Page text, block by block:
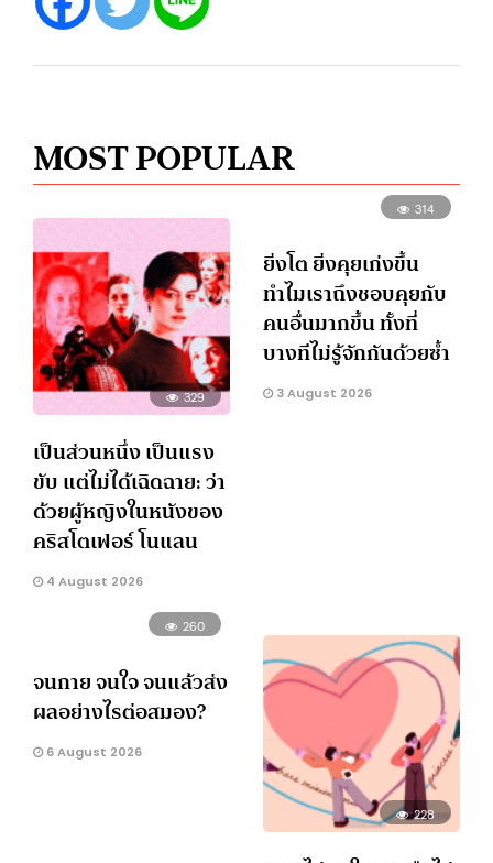
MOST POPULAR
329
เป็นส่วนหนึ่ง เป็นแรง
ขับ แต่ไม่ได้เฉิดฉาย: ว่า
ด้วยผู้หญิงในหนังของ
คริสโตเฟอร์ โนแลน
4 August 2026
314
ยิ่งโต ยิ่งคุยเก่งขึ้น
ทำไมเราถึงชอบคุยกับ
คนอื่นมากขึ้น ทั้งที่
บางทีไม่รู้จักกันด้วยซ้ำ
3 August 2026
260
จนกาย จนใจ จนแล้วส่ง
ผลอย่างไรต่อสมอง?
6 August 2026
228